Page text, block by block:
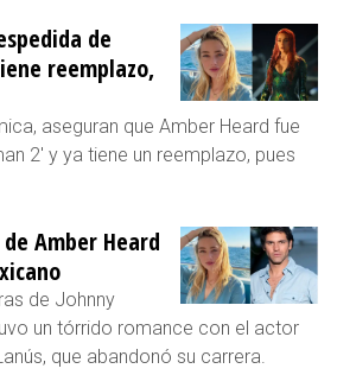
de
reemplazo,
aseguran que Amber Heard fue
2' y ya tiene un reemplazo, pues
Amber Heard
de Johnny
un tórrido romance con el actor
que abandonó su carrera.